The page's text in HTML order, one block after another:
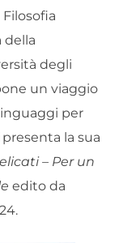
Filosofia
della
degli
un viaggio
per
la sua
– Per un
edito da